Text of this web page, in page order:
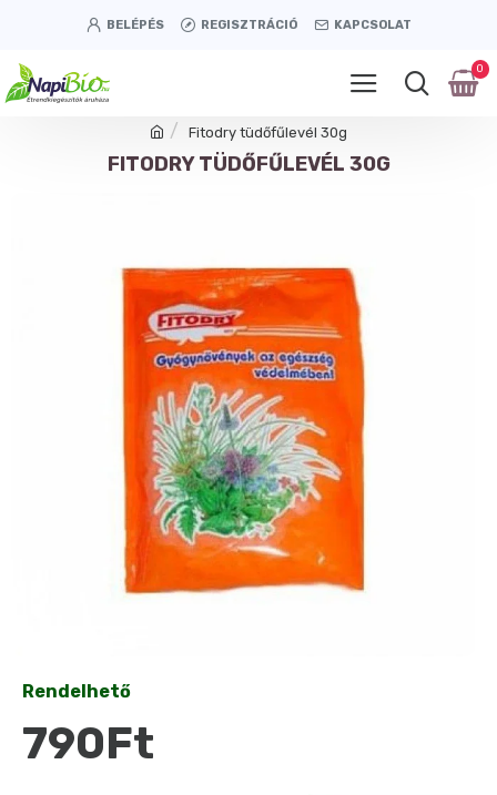
BELÉPÉS REGISZTRÁCIÓ KAPCSOLAT
0
Fitodry tüdőfűlevél 30g
FITODRY TÜDŐFŰLEVÉL 30G
Rendelhető
790Ft